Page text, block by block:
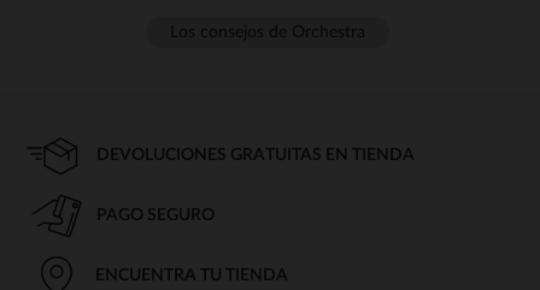
DEVOLUCIONES GRATUITAS EN TIENDA
PAGO SEGURO
ENCUENTRA TU TIENDA